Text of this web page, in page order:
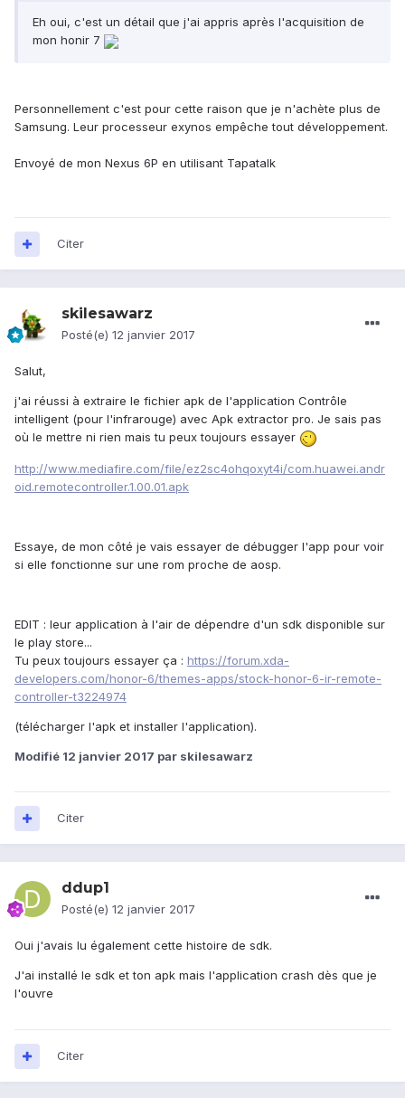
Eh oui, c'est un détail que j'ai appris après l'acquisition de
mon honir 7
Personnellement c'est pour cette raison que je n'achète plus de
Samsung. Leur processeur exynos empêche tout développement.
Envoyé de mon Nexus 6P en utilisant Tapatalk
Citer
skilesawarz
Posté(e) 12 janvier 2017
Salut,
j'ai réussi à extraire le fichier apk de l'application Contrôle
intelligent (pour l'infrarouge) avec Apk extractor pro. Je sais pas
où le mettre ni rien mais tu peux toujours essayer
http://www.mediafire.com/file/ez2sc4ohqoxyt4i/com.huawei.andr
oid.remotecontroller.1.00.01.apk
Essaye, de mon côté je vais essayer de débugger l'app pour voir
si elle fonctionne sur une rom proche de aosp.
EDIT : leur application à l'air de dépendre d'un sdk disponible sur
le play store...
Tu peux toujours essayer ça : https://forum.xda-
developers.com/honor-6/themes-apps/stock-honor-6-ir-remote-
controller-t3224974
(télécharger l'apk et installer l'application).
Modifié 12 janvier 2017 par skilesawarz
Citer
ddup1
Posté(e) 12 janvier 2017
Oui j'avais lu également cette histoire de sdk.
J'ai installé le sdk et ton apk mais l'application crash dès que je
l'ouvre
Citer